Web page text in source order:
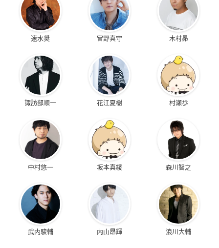
速水奨 宮野真守 木村昴
諏訪部順一 花江夏樹 村瀬歩
中村悠一 坂本真綾 森川智之
武内駿輔 内山昂輝 浪川大輔